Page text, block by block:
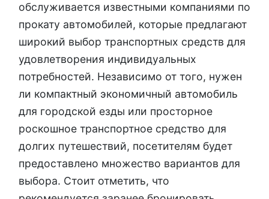
обслуживается известными компаниями по
прокату автомобилей, которые предлагают
широкий выбор транспортных средств для
удовлетворения индивидуальных
потребностей. Независимо от того, нужен
ли компактный экономичный автомобиль
для городской езды или просторное
роскошное транспортное средство для
долгих путешествий, посетителям будет
предоставлено множество вариантов для
выбора. Стоит отметить, что